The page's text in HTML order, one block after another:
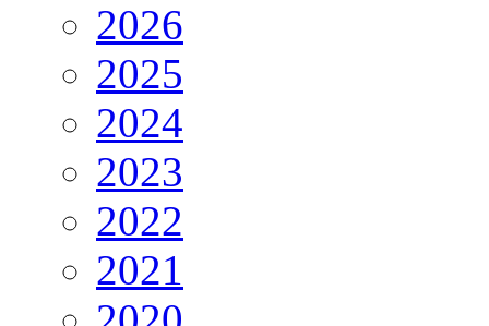
2026
2025
2024
2023
2022
2021